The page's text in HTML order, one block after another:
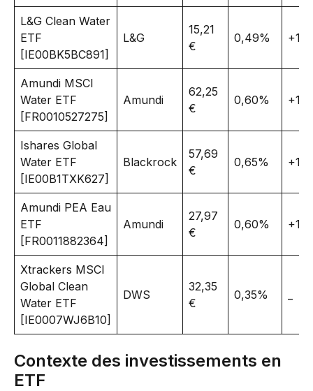
L&G Clean Water
ETF
[IE00BK5BC891]
L&G
15,21
€
0,49%
Amundi MSCI
Water ETF
[FR0010527275]
Amundi
62,25
€
0,60%
Ishares Global
Water ETF
[IE00B1TXK627]
Blackrock
57,69
€
0,65%
Amundi PEA Eau
ETF
[FR0011882364]
Amundi
27,97
€
0,60%
Xtrackers MSCI
Global Clean
Water ETF
[IE0007WJ6B10]
DWS
32,35
€
0,35%
Contexte des investissements en
ETF